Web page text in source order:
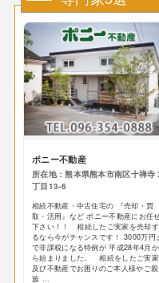
ポニー不動産
所在地：熊本県熊本市南区十禅寺
丁目13-6
相続不動産・中古住宅の 『売却・買
取・活用』など ポニー不動産にお任
下さい！！ 相続したご実家を売却す
るなら今がチャンスです！ 3000万円
で非課税になる特例が 平成28年4月か
ら始まりました。 相続をしたご実家
及び不動産でお困りのご本人様やご親
族 ...